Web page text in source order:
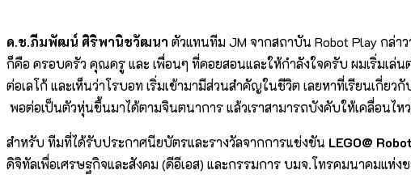
ด.ช.ภีมพัฒน์ ศิริพานิชวัฒนา ตัวแทนทีม JM จากสถาบัน Robot Play กล่า
ก็คือ ครอบครัว คุณครู และ เพื่อนๆ ที่คอยสอนและให้กำลังใจครับ ผมเริ่มเ
ต่อเลโก้ และเห็นว่าโรบอท เริ่มเข้ามามีส่วนสำคัญในชีวิต เลยหาที่เรียนเกี่ย
พอต่อเป็นตัวหุ่นขึ้นมาได้ตามจินตนาการ แล้วเราสามารถบังคับให้เคลื่อนไ
สำหรับ ทีมที่ได้รับประกาศนียบัตรและรางวัลจากการแข่งขัน LEGO@
ดิจิทัลเพื่อเศรษฐกิจและสังคม (ดีอีเอส) และกรรมการ บมจ.โทรคมนาคมแห่ง